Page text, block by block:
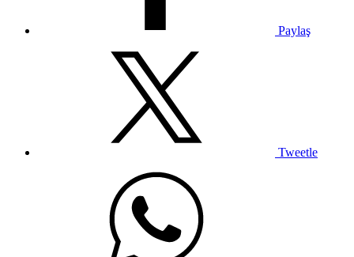
Paylaş
Tweetle